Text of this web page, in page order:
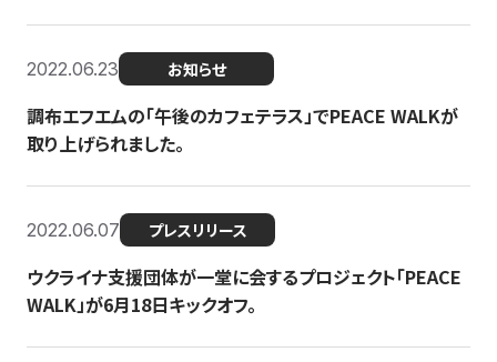
2022.06.23 お知らせ
調布エフエムの「午後のカフェテラス」でPEACE WALKが
取り上げられました。
2022.06.07 プレスリリース
ウクライナ支援団体が一堂に会するプロジェクト「PEACE
WALK」が6月18日キックオフ。